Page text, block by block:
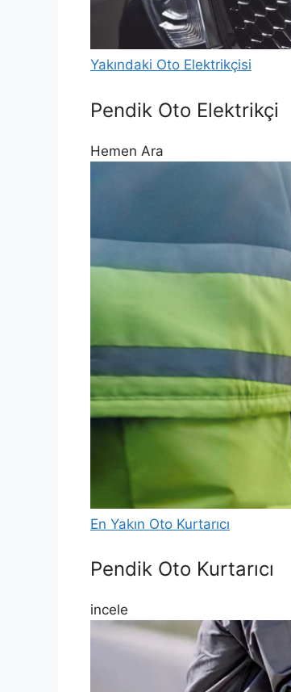
Yakındaki Oto Elektrikçisi
Pendik Oto Elektrikçi
Hemen Ara
En Yakın Oto Kurtarıcı
Pendik Oto Kurtarıcı
incele